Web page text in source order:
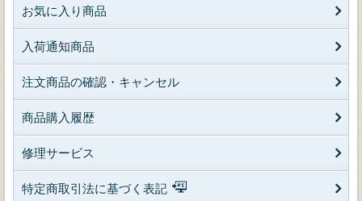
お気に入り商品
入荷通知商品
注文商品の確認・キャンセル
商品購入履歴
修理サービス
特定商取引法に基づく表記